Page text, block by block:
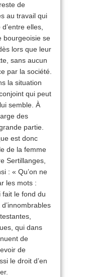
de
au travail qui
elles,
bourgeoisie se
lors que leur
sans aucun
par la société.
la situation
qui peut
semble. À
des
partie.
est donc
de la femme
Sertillanges,
: « Qu’on ne
les mots :
fait le fond du
qui dans
de
de
le droit d’en